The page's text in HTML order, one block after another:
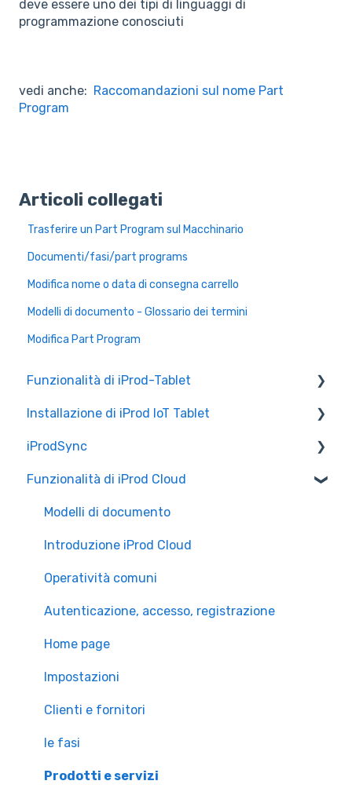
deve essere uno dei tipi di linguaggi di
programmazione conosciuti
vedi anche: Raccomandazioni sul nome Part
Program
Articoli collegati
Trasferire un Part Program sul Macchinario
Documenti/fasi/part programs
Modifica nome o data di consegna carrello
Modelli di documento - Glossario dei termini
Modifica Part Program
Funzionalità di iProd-Tablet
Controllo Qualità
Liste di Prelievo
Installazione di iProd IoT Tablet
Configurazione Alleantia
Configurazioni di Rete
iProdSync
Informazioni generali
Accesso a iProd
Licenza
Funzionalità di iProd Cloud
Modelli di documento
Introduzione iProd Cloud
Operatività comuni
Autenticazione, accesso, registrazione
Home page
Impostazioni
Clienti e fornitori
le fasi
Prodotti e servizi